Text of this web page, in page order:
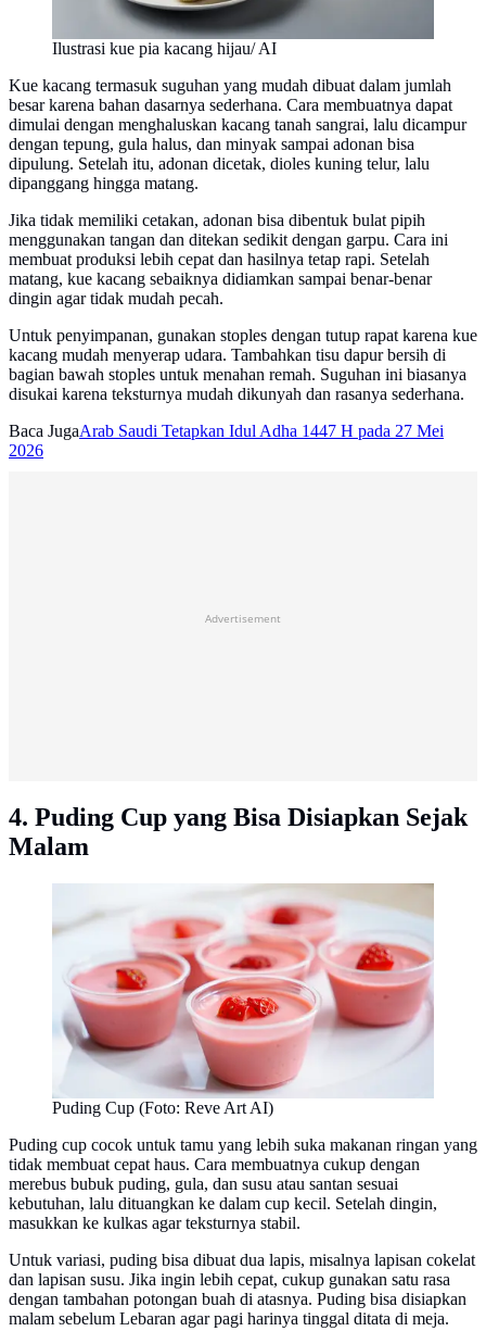
Ilustrasi kue pia kacang hijau/ AI
Kue kacang termasuk suguhan yang mudah dibuat dalam jumlah
besar karena bahan dasarnya sederhana. Cara membuatnya dapat
dimulai dengan menghaluskan kacang tanah sangrai, lalu dicampur
dengan tepung, gula halus, dan minyak sampai adonan bisa
dipulung. Setelah itu, adonan dicetak, dioles kuning telur, lalu
dipanggang hingga matang.
Jika tidak memiliki cetakan, adonan bisa dibentuk bulat pipih
menggunakan tangan dan ditekan sedikit dengan garpu. Cara ini
membuat produksi lebih cepat dan hasilnya tetap rapi. Setelah
matang, kue kacang sebaiknya didiamkan sampai benar-benar
dingin agar tidak mudah pecah.
Untuk penyimpanan, gunakan stoples dengan tutup rapat karena kue
kacang mudah menyerap udara. Tambahkan tisu dapur bersih di
bagian bawah stoples untuk menahan remah. Suguhan ini biasanya
disukai karena teksturnya mudah dikunyah dan rasanya sederhana.
Baca JugaArab Saudi Tetapkan Idul Adha 1447 H pada 27 Mei
2026
Advertisement
4. Puding Cup yang Bisa Disiapkan Sejak
Malam
Puding Cup (Foto: Reve Art AI)
Puding cup cocok untuk tamu yang lebih suka makanan ringan yang
tidak membuat cepat haus. Cara membuatnya cukup dengan
merebus bubuk puding, gula, dan susu atau santan sesuai
kebutuhan, lalu dituangkan ke dalam cup kecil. Setelah dingin,
masukkan ke kulkas agar teksturnya stabil.
Untuk variasi, puding bisa dibuat dua lapis, misalnya lapisan cokelat
dan lapisan susu. Jika ingin lebih cepat, cukup gunakan satu rasa
dengan tambahan potongan buah di atasnya. Puding bisa disiapkan
malam sebelum Lebaran agar pagi harinya tinggal ditata di meja.